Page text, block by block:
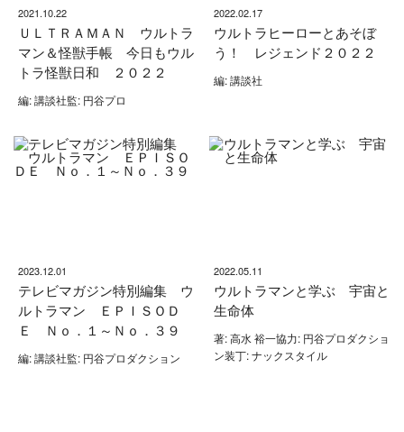
2021.10.22
ＵＬＴＲＡＭＡＮ ウルトラ
マン＆怪獣手帳 今日もウル
トラ怪獣日和 ２０２２
編: 講談社監: 円谷プロ
2022.02.17
ウルトラヒーローとあそぼ
う！ レジェンド２０２２
編: 講談社
2023.12.01
テレビマガジン特別編集 ウ
ルトラマン ＥＰＩＳＯＤ
Ｅ Ｎｏ．１～Ｎｏ．３９
編: 講談社監: 円谷プロダクション
2022.05.11
ウルトラマンと学ぶ 宇宙と
生命体
著: 高水 裕一協力: 円谷プロダクショ
ン装丁: ナックスタイル